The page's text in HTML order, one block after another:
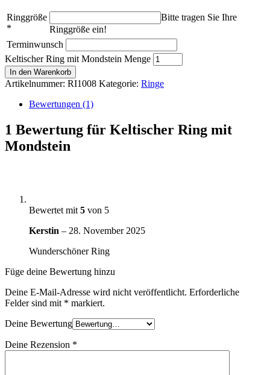
Ringgröße
*
Bitte tragen Sie Ihre
Ringgröße ein!
Terminwunsch
Keltischer Ring mit Mondstein Menge
In den Warenkorb
Artikelnummer: RI1008 Kategorie: Ringe
Bewertungen (1)
1 Bewertung für Keltischer Ring mit
Mondstein
Bewertet mit 5 von 5
Kerstin – 28. November 2025
Wunderschöner Ring
Füge deine Bewertung hinzu
Deine E-Mail-Adresse wird nicht veröffentlicht. Erforderliche
Felder sind mit * markiert.
Deine Bewertung
Deine Rezension *